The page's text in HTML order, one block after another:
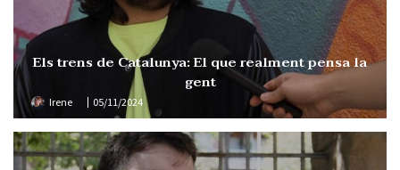
Els trens de Catalunya: El que realment pensa la
gent
Irene 05/11/2024